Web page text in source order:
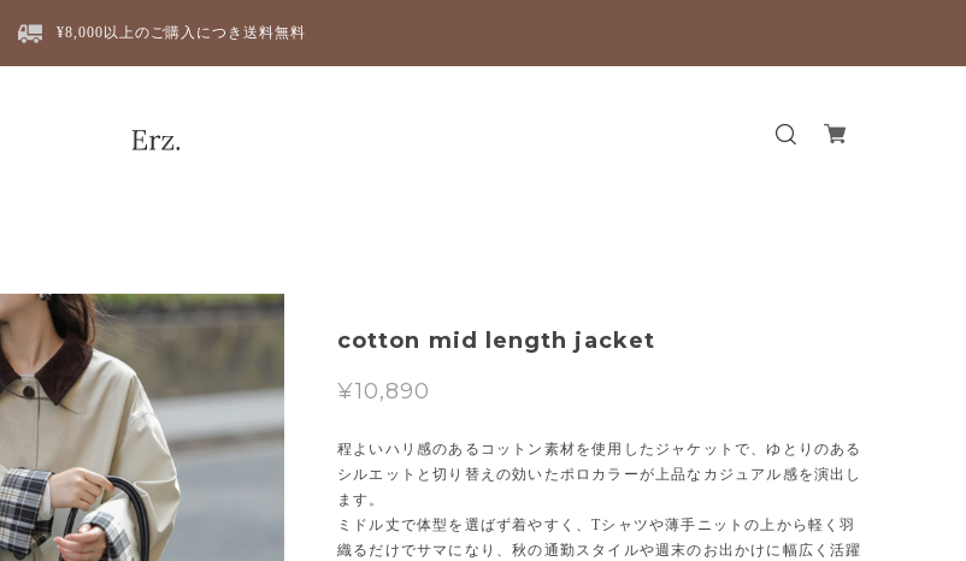
¥8,000以上のご購入につき送料無料
cotton mid length jacket
¥10,890
程よいハリ感のあるコットン素材を使用したジャケットで、ゆとりのある
シルエットと切り替えの効いたポロカラーが上品なカジュアル感を演出し
ます。
ミドル丈で体型を選ばず着やすく、Tシャツや薄手ニットの上から軽く羽
織るだけでサマになり、秋の通勤スタイルや週末のお出かけに幅広く活躍